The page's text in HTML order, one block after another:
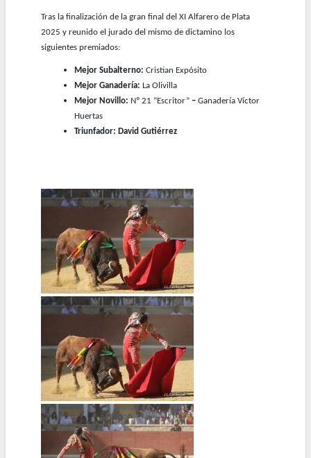
Tras la finalización de la gran final del XI Alfarero de Plata
2025 y reunido el jurado del mismo de dictamino los
siguientes premiados:
Mejor Subalterno: Cristian Expósito
Mejor Ganadería:La Olivilla
Mejor Novillo: Nº 21 “Escritor” –Ganadería Víctor
Huertas
Triunfador: David Gutiérrez